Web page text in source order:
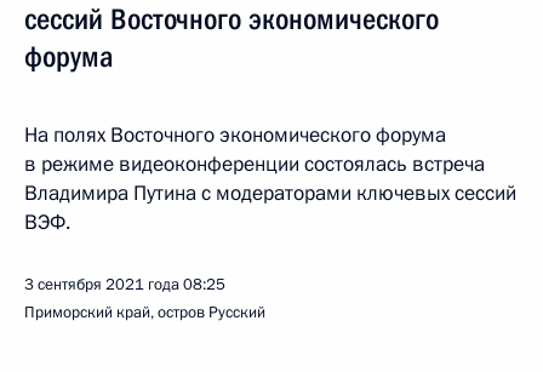
сессий Восточного экономического
форума
На полях Восточного экономического форума
в режиме видеоконференции состоялась встреча
Владимира Путина с модераторами ключевых сессий
ВЭФ.
3 сентября 2021 года08:25
Приморский край, остров Русский